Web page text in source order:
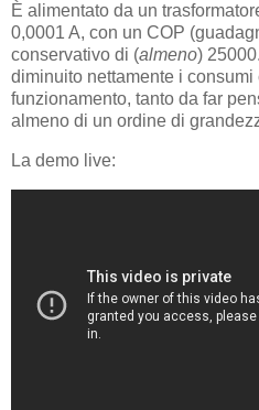
È alimentato da un
0,0001 A, con un COP
conservativo di (almeno)
diminuito nettamente i
funzionamento, tanto da far
almeno di un ordine di
La demo live: